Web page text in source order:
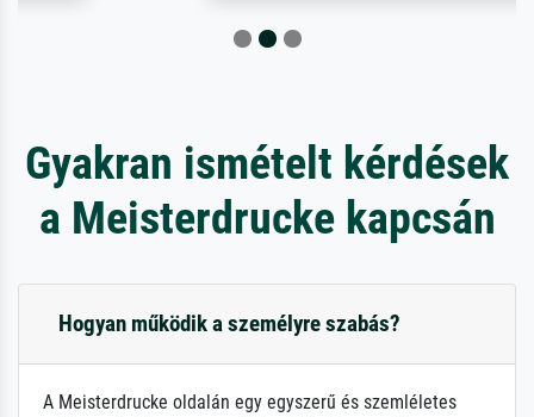
Gyakran ismételt kérdések
a Meisterdrucke kapcsán
Hogyan működik a személyre szabás?
A Meisterdrucke oldalán egy egyszerű és szemléletes